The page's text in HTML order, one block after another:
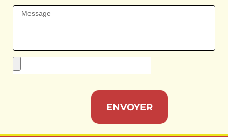
ENVOYER